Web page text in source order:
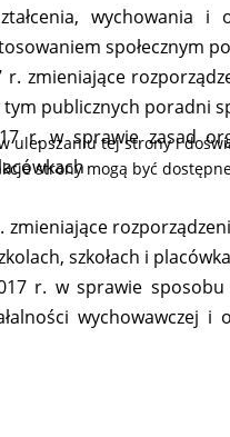
wychowania i
społecznym
zmieniające
publicznych poradni
r. w sprawie zasad
szkołach i
r. w sprawie sposobu
wychowawczej
tej strony i
strony mogą być